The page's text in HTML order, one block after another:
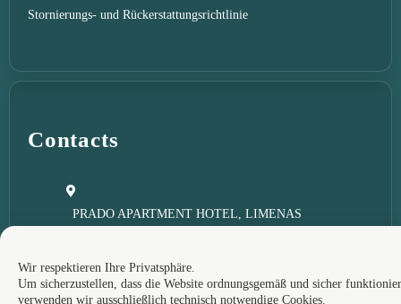
Wir respektieren Ihre Privatsphäre.
Um sicherzustellen, dass die Website ordnungsgemäß und sicher
verwenden wir ausschließlich technisch notwendige Cookies.
Stornierungs- und Rückerstattungsrichtlinie
Contacts
PRADO APARTMENT HOTEL, LIMENAS
+306947579096